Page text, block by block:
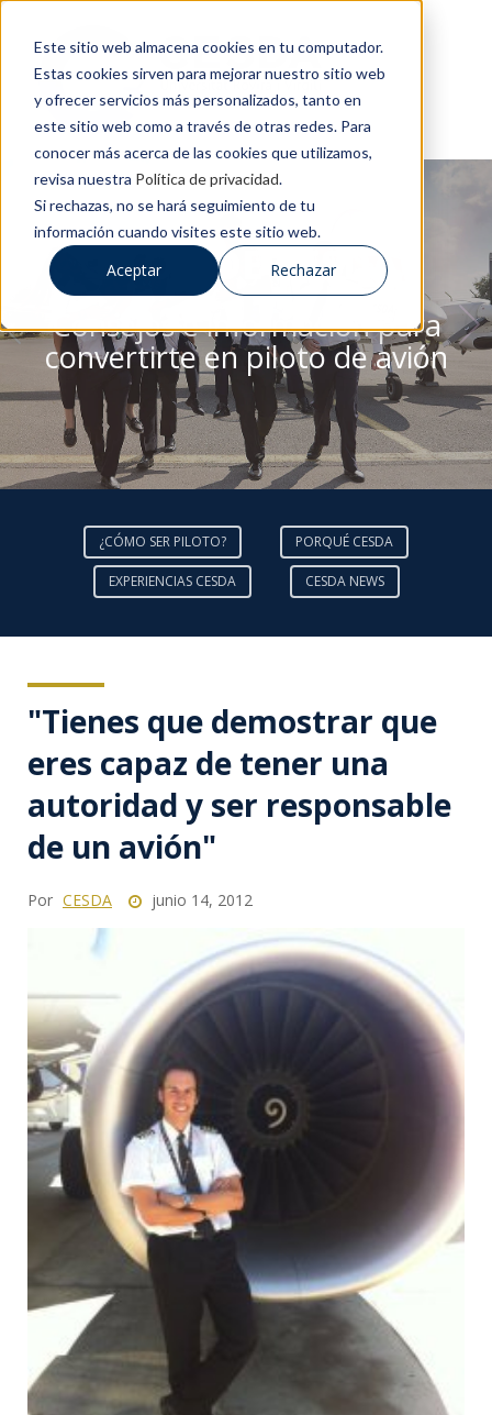
Este sitio web almacena cookies en tu computador.
Estas cookies sirven para mejorar nuestro sitio web
y ofrecer servicios más personalizados, tanto en
este sitio web como a través de otras redes. Para
conocer más acerca de las cookies que utilizamos,
revisa nuestra Política de privacidad.
Si rechazas, no se hará seguimiento de tu
información cuando visites este sitio web.
Aceptar Rechazar
BLOG DE CESDA
Consejos e información para
convertirte en piloto de avión
¿CÓMO SER PILOTO? PORQUÉ CESDA
EXPERIENCIAS CESDA CESDA NEWS
"Tienes que demostrar que
eres capaz de tener una
autoridad y ser responsable
de un avión"
Por CESDA junio 14, 2012